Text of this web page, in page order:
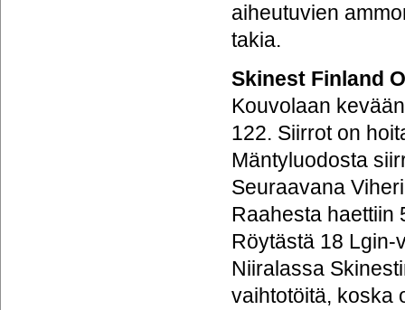
aiheutuvien
takia.
Skinest Finland
Kouvolaan
122. Siirrot on
Mäntyluodosta
Seuraavana
Raahesta haettiin
Röytästä 18 Lgin-
Niiralassa
vaihtotöitä, koska